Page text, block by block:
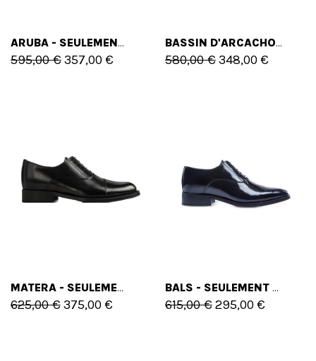
ARUBA - SEULEMENT 42 EU - 9 US
595,00 €357,00 €
BASSIN D'ARCACHON - SEULEMENT 41 EU - 8 US
580,00 €348,00 €
MATERA - SEULEMENT 40/42 EU - 7/9 US
625,00 €375,00 €
BALS - SEULEMENT 39 EU - 6 US
615,00 €295,00 €